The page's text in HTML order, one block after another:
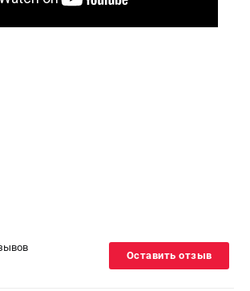
Оставить отзыв